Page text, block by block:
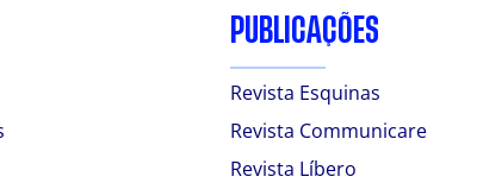
PUBLICAÇÕES
Revista Esquinas
Revista Communicare
Revista Líbero